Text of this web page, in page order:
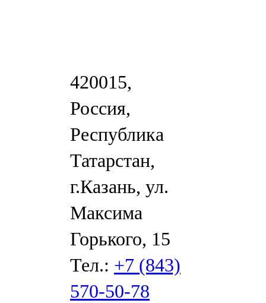
420015,
Россия,
Республика
Татарстан,
г.Казань, ул.
Максима
Горького, 15
Тел.: +7 (843)
570-50-78